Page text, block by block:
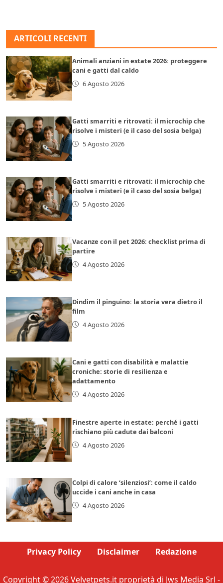
ARTICOLI RECENTI
Animali anziani in estate 2026: proteggere
cani e gatti dal caldo
6 Agosto 2026
Gatti smarriti e ritrovati: il microchip che
risolve i misteri (e il caso del sosia belga)
5 Agosto 2026
Gatti smarriti e ritrovati: il microchip che
risolve i misteri (e il caso del sosia belga)
5 Agosto 2026
Vacanze con il pet 2026: checklist prima di
partire
4 Agosto 2026
Dindim il pinguino: la storia vera dietro il
film
4 Agosto 2026
Cani e gatti con disabilità e malattie
croniche: storie di resilienza e
adattamento
4 Agosto 2026
Finestre aperte in estate: perché i gatti
rischiano più cadute dai balconi
4 Agosto 2026
Colpi di calore ‘silenziosi’: come il caldo
uccide i cani anche in casa
4 Agosto 2026
Privacy Policy Disclaimer Redazione
Copyright © 2026 Velvetpets.it proprietà di Jws Media Srl -